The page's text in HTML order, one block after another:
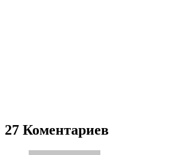
27 Коментариев